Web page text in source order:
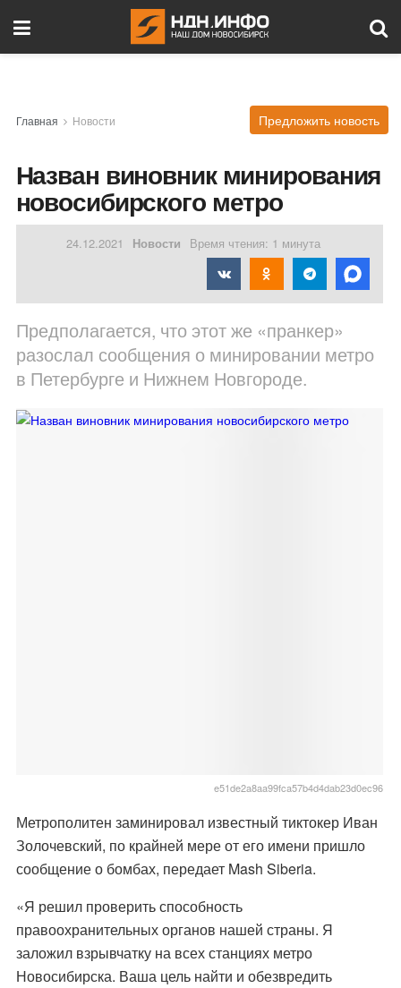
Главная Новости Предложить новость
Назван виновник минирования
новосибирского метро
24.12.2021 Новости Время чтения: 1 минута
Предполагается, что этот же «пранкер»
разослал сообщения о минировании метро
в Петербурге и Нижнем Новгороде.
e51de2a8aa99fca57b4d4dab23d0ec96
Метрополитен заминировал известный тиктокер Иван
Золочевский, по крайней мере от его имени пришло
сообщение о бомбах, передает Mash Siberia.
«Я решил проверить способность
правоохранительных органов нашей страны. Я
заложил взрывчатку на всех станциях метро
Новосибирска. Ваша цель найти и обезвредить